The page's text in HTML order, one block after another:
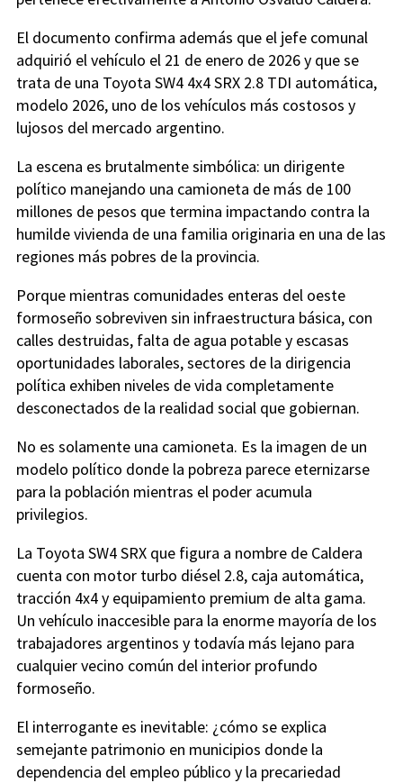
El documento confirma además que el jefe comunal
adquirió el vehículo el 21 de enero de 2026 y que se
trata de una Toyota SW4 4x4 SRX 2.8 TDI automática,
modelo 2026, uno de los vehículos más costosos y
lujosos del mercado argentino.
La escena es brutalmente simbólica: un dirigente
político manejando una camioneta de más de 100
millones de pesos que termina impactando contra la
humilde vivienda de una familia originaria en una de las
regiones más pobres de la provincia.
Porque mientras comunidades enteras del oeste
formoseño sobreviven sin infraestructura básica, con
calles destruidas, falta de agua potable y escasas
oportunidades laborales, sectores de la dirigencia
política exhiben niveles de vida completamente
desconectados de la realidad social que gobiernan.
No es solamente una camioneta. Es la imagen de un
modelo político donde la pobreza parece eternizarse
para la población mientras el poder acumula
privilegios.
La Toyota SW4 SRX que figura a nombre de Caldera
cuenta con motor turbo diésel 2.8, caja automática,
tracción 4x4 y equipamiento premium de alta gama.
Un vehículo inaccesible para la enorme mayoría de los
trabajadores argentinos y todavía más lejano para
cualquier vecino común del interior profundo
formoseño.
El interrogante es inevitable: ¿cómo se explica
semejante patrimonio en municipios donde la
dependencia del empleo público y la precariedad